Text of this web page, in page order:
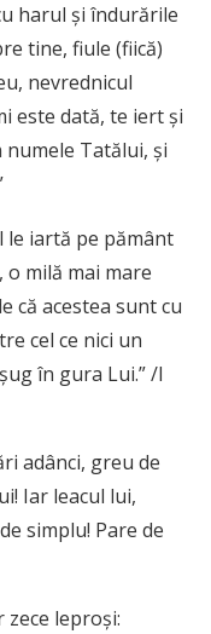
harul și îndurările
tine, fiule (fiică)
nevrednicul
este dată, te iert și
numele Tatălui, și
le iartă pe pământ
milă mai mare
că acestea sunt cu
cel ce nici un
în gura Lui.” /I
adânci, greu de
Iar leacul lui,
simplu! Pare de
zece leproși: